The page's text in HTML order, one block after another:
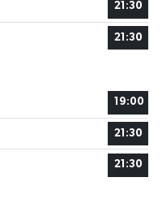
21:30
21:30
19:00
21:30
21:30